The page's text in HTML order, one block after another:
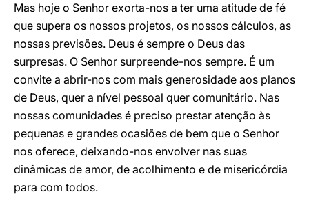
Mas hoje o Senhor exorta-nos a ter uma atitude de fé
que supera os nossos projetos, os nossos cálculos, as
nossas previsões. Deus é sempre o Deus das
surpresas. O Senhor surpreende-nos sempre. É um
convite a abrir-nos com mais generosidade aos planos
de Deus, quer a nível pessoal quer comunitário. Nas
nossas comunidades é preciso prestar atenção às
pequenas e grandes ocasiões de bem que o Senhor
nos oferece, deixando-nos envolver nas suas
dinâmicas de amor, de acolhimento e de misericórdia
para com todos.